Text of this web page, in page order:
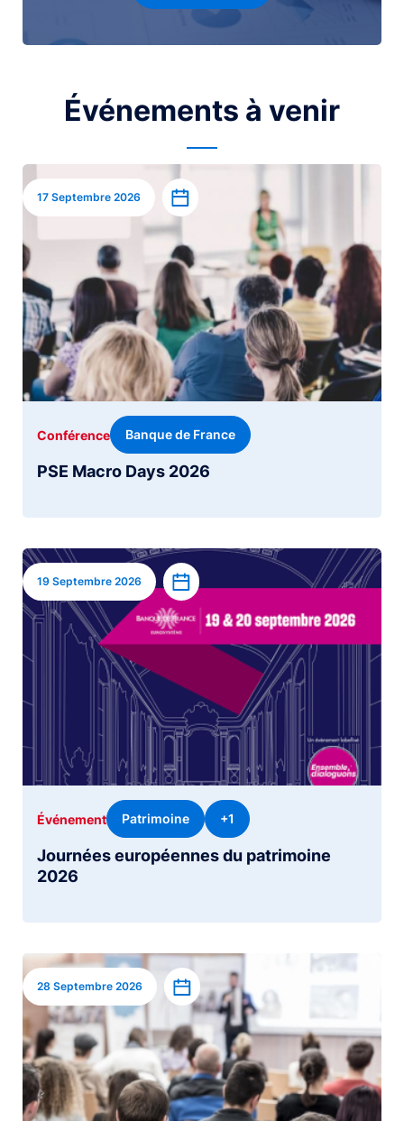
Événements à venir
Image
17 Septembre 2026 Ajouter à l’agenda
PSE Macro Days 2026
Conférence Banque de France
Image
19 Septembre 2026 Ajouter à l’agenda
Journées européennes du patrimoine
2026
Événement Patrimoine +1
Image
28 Septembre 2026 Ajouter à l’agenda